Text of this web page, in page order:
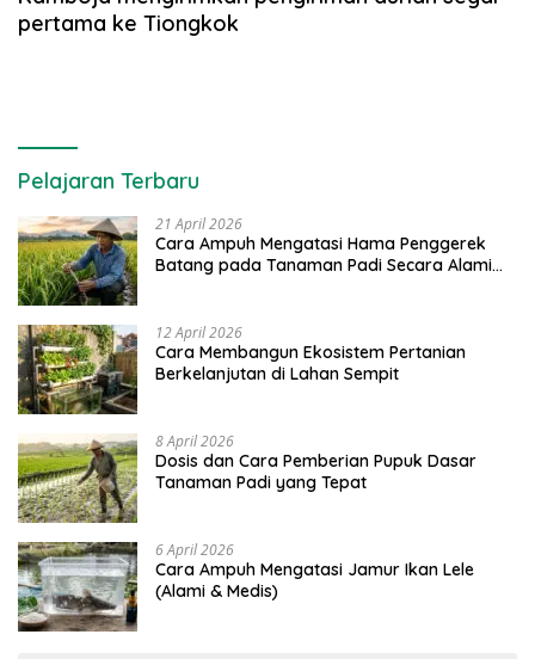
pertama ke Tiongkok
Pelajaran Terbaru
21 April 2026
Cara Ampuh Mengatasi Hama Penggerek
Batang pada Tanaman Padi Secara Alami
12 April 2026
Cara Membangun Ekosistem Pertanian
Berkelanjutan di Lahan Sempit
8 April 2026
Dosis dan Cara Pemberian Pupuk Dasar
Tanaman Padi yang Tepat
6 April 2026
Cara Ampuh Mengatasi Jamur Ikan Lele
(Alami & Medis)